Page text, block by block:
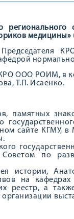
ООО РОИМ, в
Т.П. Исаенко.
памятных
сайте КГМУ, в
по
истории,
на
реестр, а